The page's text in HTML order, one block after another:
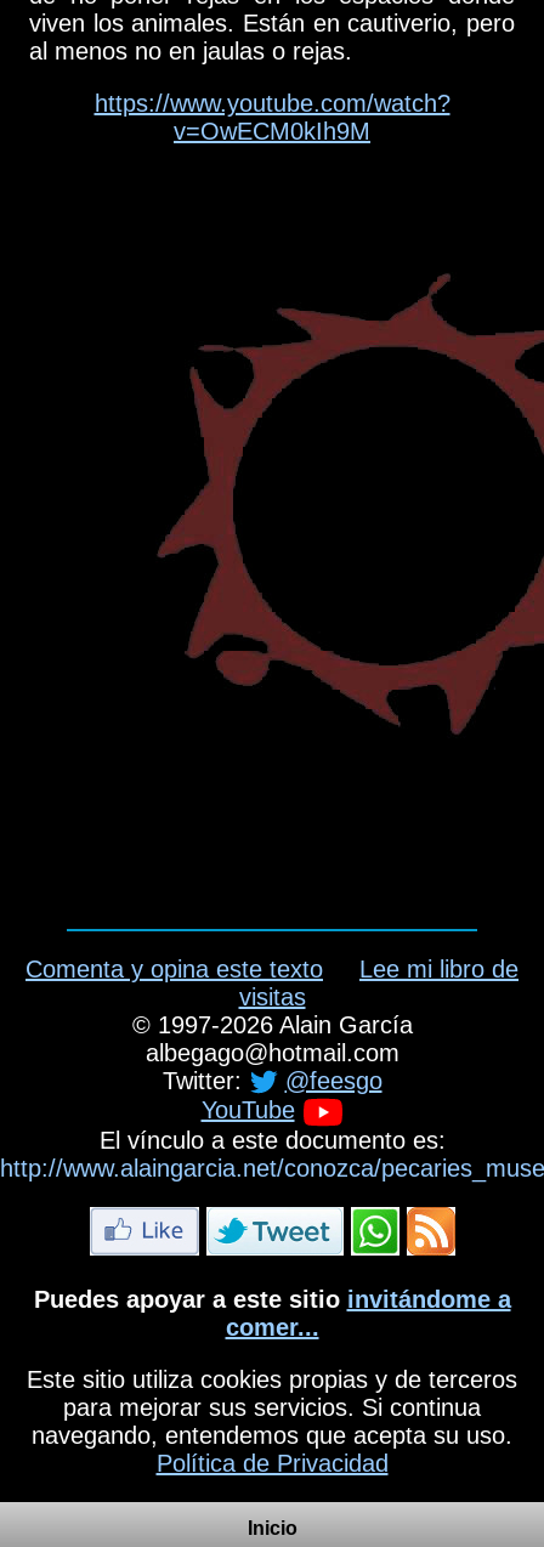
viven los animales. Están en cautiverio, pero
al menos no en jaulas o rejas.
https://www.youtube.com/watch?
v=OwECM0kIh9M
Comenta y opina este texto
Lee mi libro de
visitas
©1997-2026 Alain García
albegago@hotmail.com
Twitter:
@feesgo
YouTube
El vínculo a este documento es:
http://www.alaingarcia.net/conozca/
Puedes apoyar a este sitio invitándome a
comer...
Este sitio utiliza cookies propias y de terceros
para mejorar sus servicios. Si continua
navegando, entendemos que acepta su uso.
Política de Privacidad
Inicio